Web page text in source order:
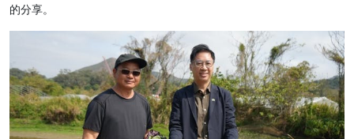
的分享。